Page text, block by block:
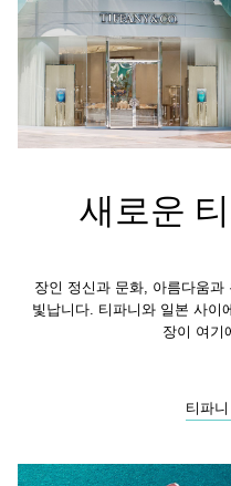
새로운
장인 정신과 문화, 아름다움
빛납니다. 티파니와 일본 사이
장이 여기
티파